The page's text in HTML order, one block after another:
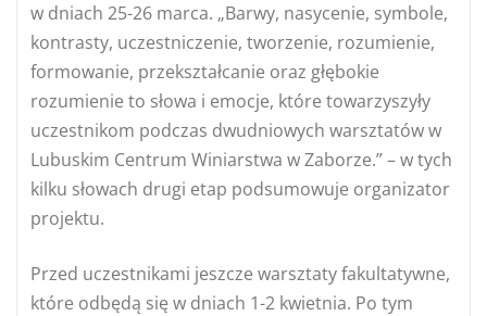
w dniach 25-26 marca. „Barwy, nasycenie, symbole,
kontrasty, uczestniczenie, tworzenie, rozumienie,
formowanie, przekształcanie oraz głębokie
rozumienie to słowa i emocje, które towarzyszyły
uczestnikom podczas dwudniowych warsztatów w
Lubuskim Centrum Winiarstwa w Zaborze.” – w tych
kilku słowach drugi etap podsumowuje organizator
projektu.
Przed uczestnikami jeszcze warsztaty fakultatywne,
które odbędą się w dniach 1-2 kwietnia. Po tym